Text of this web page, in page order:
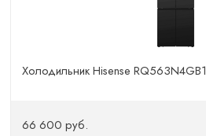
Холодильник Hisense RQ563N4GB1
66 600 руб.